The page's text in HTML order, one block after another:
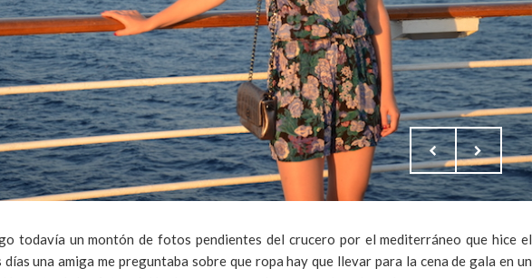
todavía un montón de fotos pendientes del crucero por el mediterráneo que hice el
una amiga me preguntaba sobre que ropa hay que llevar para la cena de gala en un